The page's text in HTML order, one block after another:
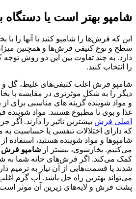
شامپو بهتر است یا دستگاه
این که فرش‌ها را شامپو کنید یا آنها را با
سطح و نوع کثیفی فرش‌ها و همچنین
دارد. به چند تفاوت بین این دو روش توجه
را انتخاب کنید.
شامپو فرش اغلب کثیفی‌های غلیظ، گل و
دیگر را به شکل موثرتری در مقایسه با
و مواد شوینده گزینه‌ های مناسبی برای
غذا و بوی نا مطبوع هستند. مواد شوینده
اصلی فرش بیشترین تاثیر را دارند. اگر
که دارای اختلالات تنفسی یا حساسیت به
شامپوها و مواد شوینده هستید، استفاده
می‌کنیم. بخارشوی، بیشتر از شامپو فرش
کمک می‌کند. اگر فرش‌های خانه شما به
شدند یا قسمت‌هایی از آن نیاز به ترمیم
می‌تواند بهترین راه حل باشد. آب گرم
پشت فرش و لایه‌های زیرین آن موثر